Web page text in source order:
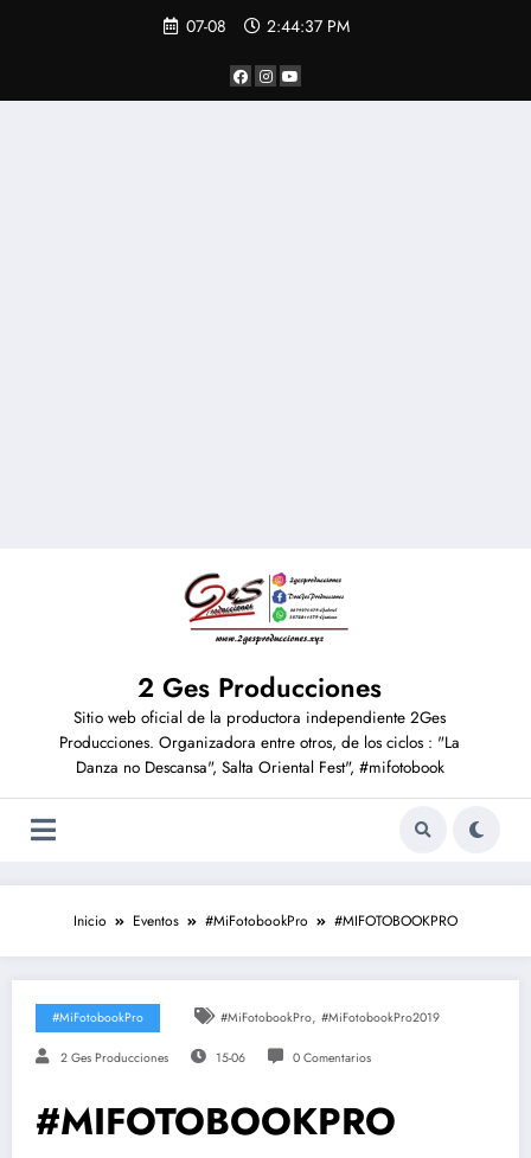
07-08 2:44:38 PM
2 Ges Producciones
Sitio web oficial de la productora independiente 2Ges
Producciones. Organizadora entre otros, de los ciclos : "La
Danza no Descansa", Salta Oriental Fest", #mifotobook
Inicio Eventos #MiFotobookPro #MIFOTOBOOKPRO
#MiFotobookPro #MiFotobookPro, #MiFotobookPro2019
2 Ges Producciones 15-06 0 Comentarios
#MIFOTOBOOKPRO